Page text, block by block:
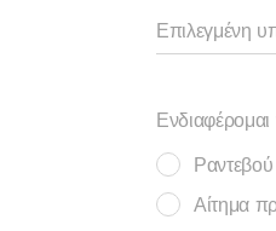
Επιλεγμένη
Ενδιαφέρομαι
Ραντεβού
Αίτημα